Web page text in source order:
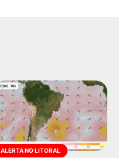
ALERTA NO LITORAL